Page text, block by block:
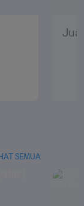
SEMUA